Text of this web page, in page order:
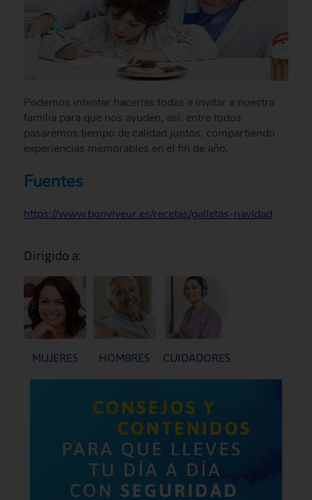
Podemos intentar hacerlas todas e invitar a nuestra
familia para que nos ayuden, así, entre todos
pasaremos tiempo de calidad juntos, compartiendo
experiencias memorables en el fin de año.
Fuentes
https://www.bonviveur.es/recetas/galletas-navidad
Dirigido a:
MUJERES HOMBRES CUIDADORES